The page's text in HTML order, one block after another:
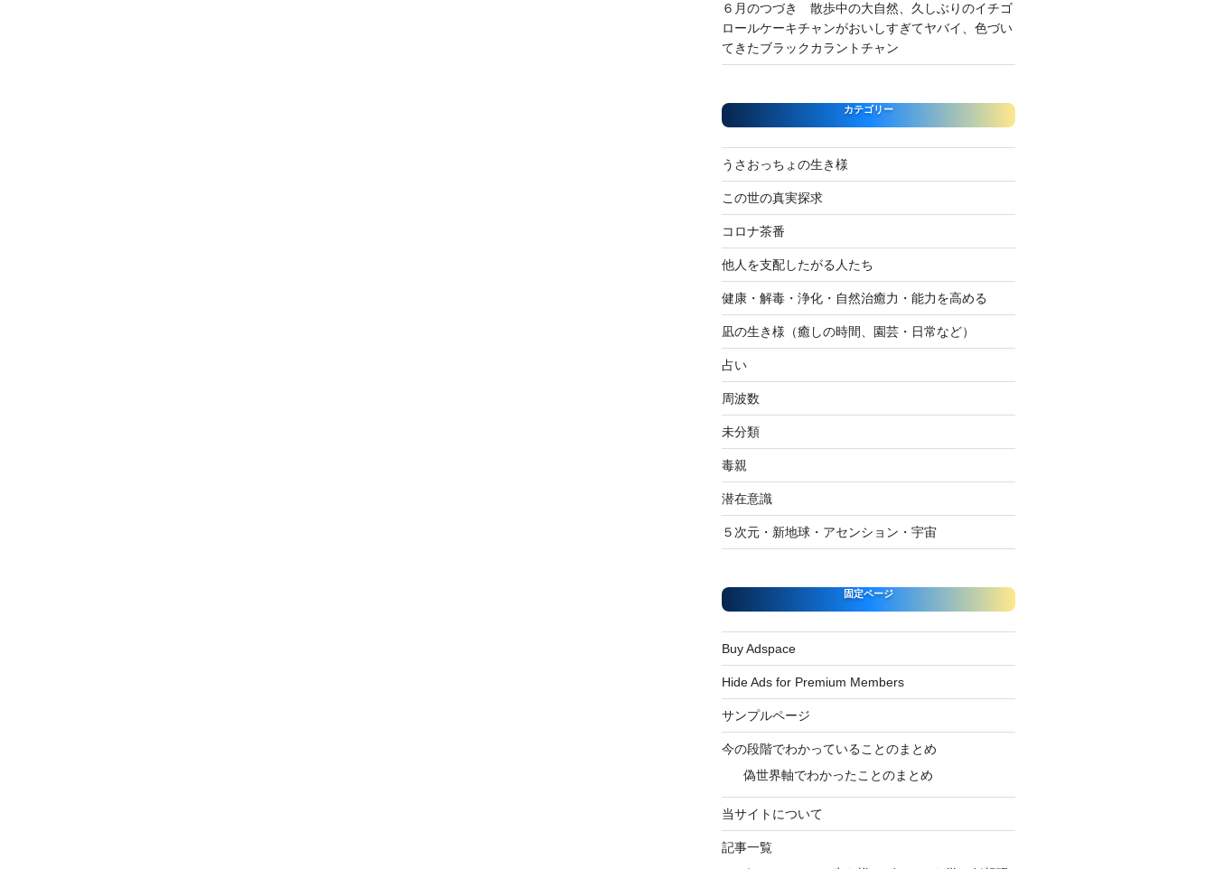
６月のつづき 散歩中の大自然、久しぶりのイチゴ
ロールケーキチャンがおいしすぎてヤバイ、色づい
てきたブラックカラントチャン
カテゴリー
うさおっちょの生き様
この世の真実探求
コロナ茶番
他人を支配したがる人たち
健康・解毒・浄化・自然治癒力・能力を高める
凪の生き様（癒しの時間、園芸・日常など）
占い
周波数
未分類
毒親
潜在意識
５次元・新地球・アセンション・宇宙
固定ページ
Buy Adspace
Hide Ads for Premium Members
サンプルページ
今の段階でわかっていることのまとめ
偽世界軸でわかったことのまとめ
当サイトについて
記事一覧